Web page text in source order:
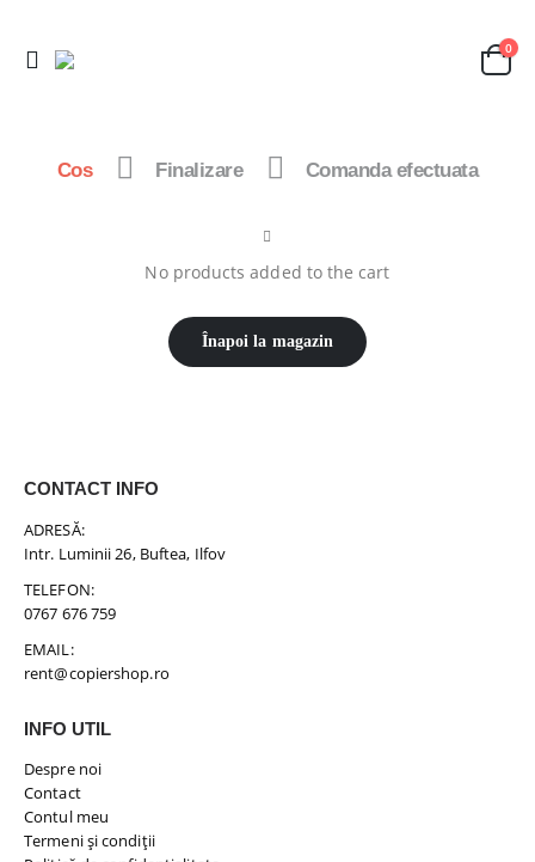
0
Cos Finalizare Comanda efectuata
No products added to the cart
Înapoi la magazin
CONTACT INFO
ADRESĂ:
Intr. Luminii 26, Buftea, Ilfov
TELEFON:
0767 676 759
EMAIL:
rent@copiershop.ro
INFO UTIL
Despre noi
Contact
Contul meu
Termeni și condiții